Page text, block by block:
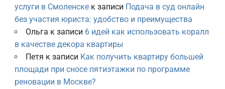
услуги в Смоленскек записи Подача в суд онлайн
без участия юриста: удобство и преимущества
Ольга к записи 6 идей как использовать коралл
в качестве декора квартиры
Петя к записи Как получить квартиру большей
площади при сносе пятиэтажки по программе
реновации в Москве?